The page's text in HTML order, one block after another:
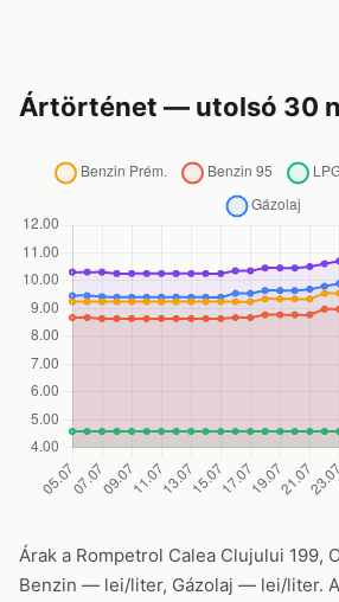
Ártörténet — utolsó 30
Árak a Rompetrol Calea Clujului 199,
Benzin — lei/liter, Gázolaj — lei/liter.